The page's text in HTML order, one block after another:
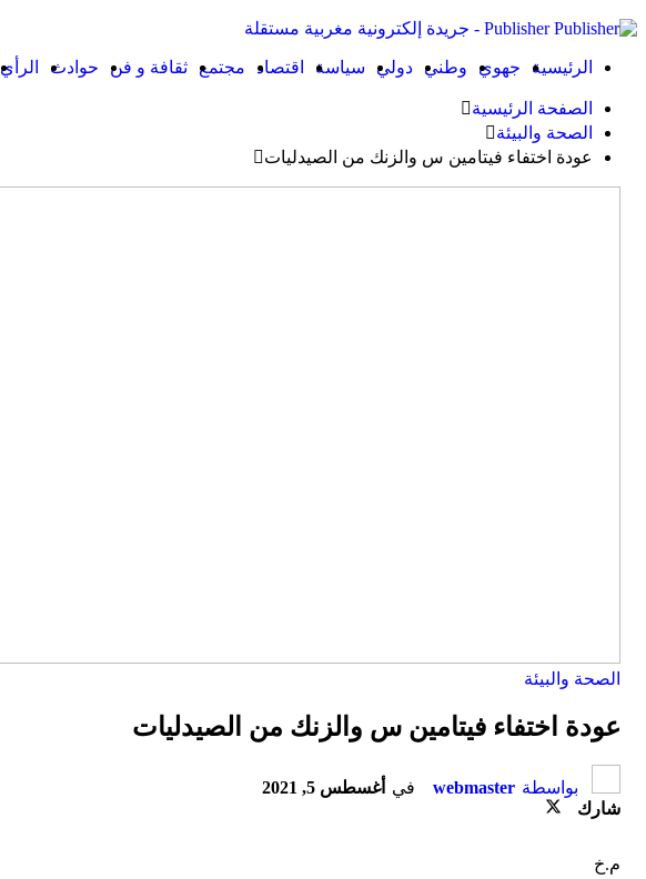
Publisher - جريدة إلكترونية مغربية مستقلة
الرئيسية جهوي وطني دولي سياسة اقتصاد مجتمع ثقافة و فن حوادث الرأي
الصفحة الرئيسية
الصحة والبيئة
عودة اختفاء فيتامين س والزنك من الصيدليات
الصحة والبيئة
عودة اختفاء فيتامين س والزنك من الصيدليات
بواسطة webmaster في أغسطس 5, 2021
شارك
م.خ